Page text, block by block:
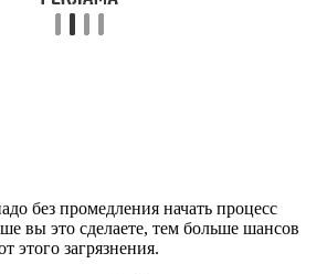
без промедления начать процесс
вы это сделаете, тем больше шансов
этого загрязнения.